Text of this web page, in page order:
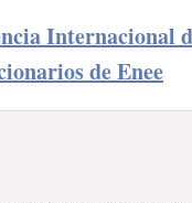
Internacional
de Enee